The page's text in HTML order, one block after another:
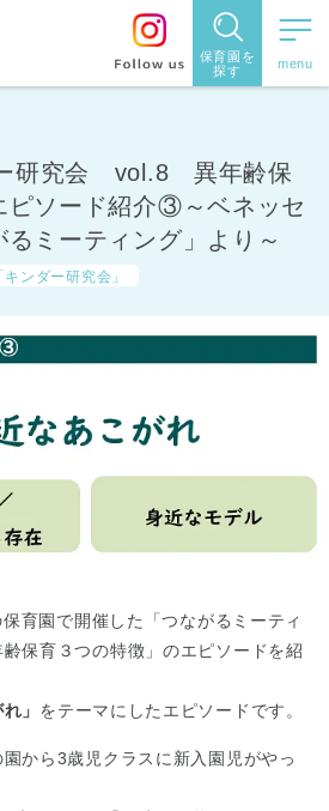
保育園を
探す
保育園を探す
住所・駅
名 から探
す
東京都
研究会 vol.8 異年齢保
ピソード紹介③～ベネッセ
ミーティング」より～
ンダー研究会」
育園で開催した「つながるミーティ
保育３つの特徴」のエピソードを紹
」 をテーマにしたエピソードです。
から3歳児クラスに新入園児がやっ